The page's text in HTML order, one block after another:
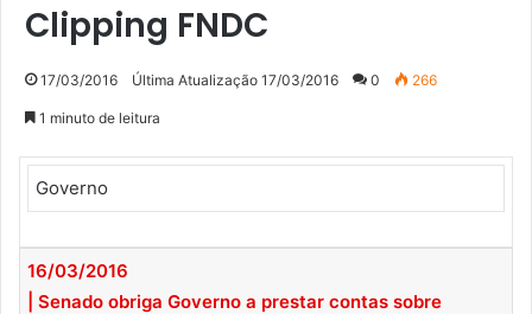
Clipping FNDC
17/03/2016 Última Atualização 17/03/2016 0 266
1 minuto de leitura
Governo
16/03/2016
| Senado obriga Governo a prestar contas sobre